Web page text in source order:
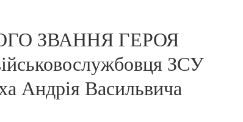
ЗВАННЯ ГЕРОЯ
ЗСУ
Андрія Васильвича